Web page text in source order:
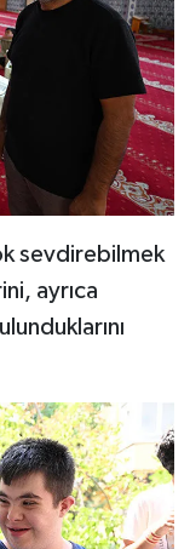
sevdirebilmek
ayrıca